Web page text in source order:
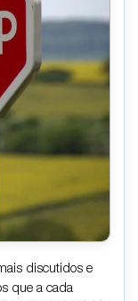
discutidos e
que a cada